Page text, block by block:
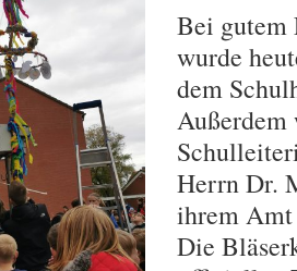
Bei gutem
wurde
dem
Außerdem
Herrn Dr.
ihrem
Die